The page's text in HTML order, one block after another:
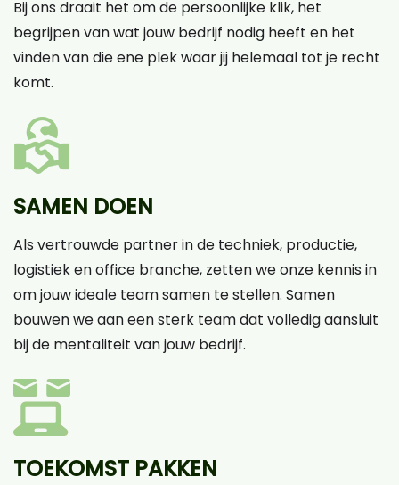
Bij ons draait het om de persoonlijke klik, het
begrijpen van wat jouw bedrijf nodig heeft en het
vinden van die ene plek waar jij helemaal tot je recht
komt.
SAMEN DOEN
Als vertrouwde partner in de techniek, productie,
logistiek en office branche, zetten we onze kennis in
om jouw ideale team samen te stellen. Samen
bouwen we aan een sterk team dat volledig aansluit
bij de mentaliteit van jouw bedrijf.
TOEKOMST PAKKEN